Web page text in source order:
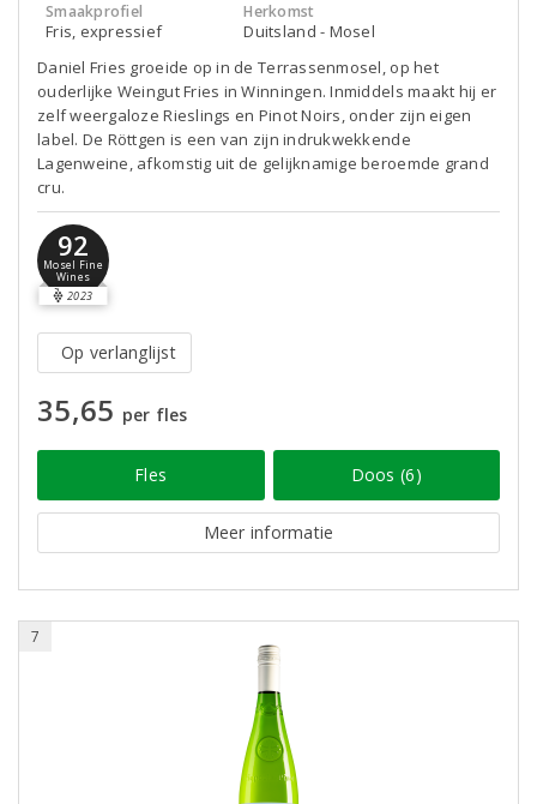
Smaakprofiel
Fris, expressief
Herkomst
Duitsland - Mosel
Daniel Fries groeide op in de Terrassenmosel, op het
ouderlijke Weingut Fries in Winningen. Inmiddels maakt hij er
zelf weergaloze Rieslings en Pinot Noirs, onder zijn eigen
label. De Röttgen is een van zijn indrukwekkende
Lagenweine, afkomstig uit de gelijknamige beroemde grand
cru.
92
Mosel Fine
Wines
2023
Op verlanglijst
35,65 per fles
Fles Doos (6)
Meer informatie
7